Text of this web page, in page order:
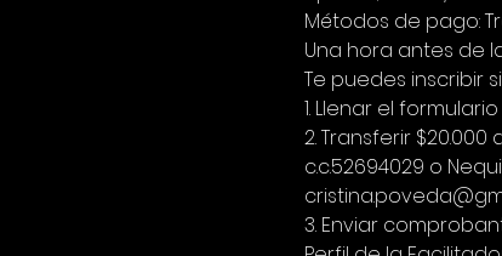
Métodos de pago:
Una hora antes de
Te puedes inscribir
1. Llenar el
2. Transferir
c.c.52694029 o
3. Enviar